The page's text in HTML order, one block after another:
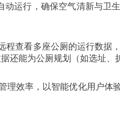
运行，确保空气清新与卫
查看多座公厕的运行数据
还能为公厕规划（如选址、
理效率，以智能优化用户体